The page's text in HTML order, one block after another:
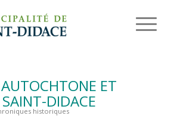
AUTOCHTONE ET
DIDACE
historiques